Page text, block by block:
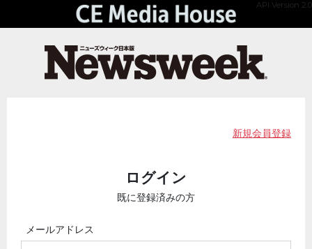
API Version 2.0
新規会員登録
ログイン
既に登録済みの方
メールアドレス